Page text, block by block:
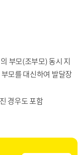
부모(조부모) 동시 지
모를 대신하여 발달장
경우도 포함